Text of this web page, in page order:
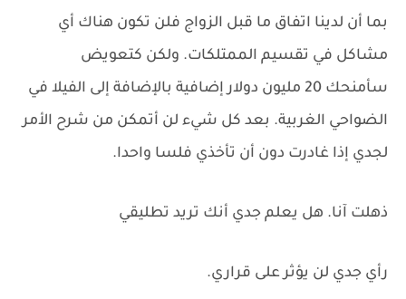
بما أن لدينا اتفاق ما قبل الزواج فلن تكون هناك أي
مشاكل في تقسيم الممتلكات. ولكن كتعويض
سأمنحك 20 مليون دولار إضافية بالإضافة إلى الفيلا في
الضواحي الغربية. بعد كل شيء لن أتمكن من شرح الأمر
لجدي إذا غادرت دون أن تأخذي فلسا واحدا.
ذهلت آنا. هل يعلم جدي أنك تريد تطليقي
رأي جدي لن يؤثر على قراري.